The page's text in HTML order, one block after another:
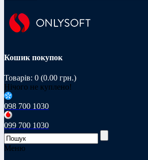
Кошик покупок
Товарів: 0 (0.00 грн.)
Нічого не куплено!
098 700 1030
099 700 1030
Меню